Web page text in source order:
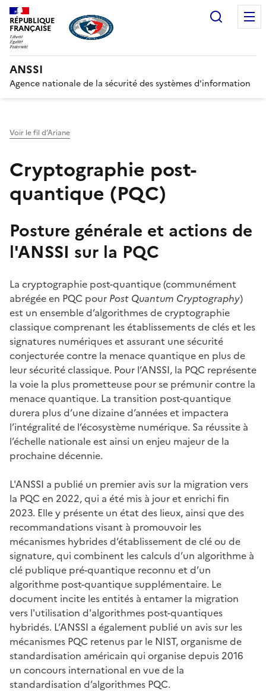
RÉPUBLIQUE
FRANÇAISE
ANSSI
Agence nationale de la sécurité des systèmes d'information
Voir le fil d’Ariane
Cryptographie post-
quantique (PQC)
Posture générale et actions de
l'ANSSI sur la PQC
La cryptographie post-quantique (communément
abrégée en PQC pour Post Quantum Cryptography)
est un ensemble d’algorithmes de cryptographie
classique comprenant les établissements de clés et les
signatures numériques et assurant une sécurité
conjecturée contre la menace quantique en plus de
leur sécurité classique. Pour l’ANSSI, la PQC représente
la voie la plus prometteuse pour se prémunir contre la
menace quantique. La transition post-quantique
durera plus d’une dizaine d’années et impactera
l’intégralité de l’écosystème numérique. Sa réussite à
l’échelle nationale est ainsi un enjeu majeur de la
prochaine décennie.
L'ANSSI a publié un premier avis sur la migration vers
la PQC en 2022, qui a été mis à jour et enrichi fin
2023. Elle y présente un état des lieux, ainsi que des
recommandations visant à promouvoir les
mécanismes hybrides d’établissement de clé ou de
signature, qui combinent les calculs d’un algorithme à
clé publique pré-quantique reconnu et d’un
algorithme post-quantique supplémentaire. Le
document incite les entités à entamer la migration
vers l'utilisation d'algorithmes post-quantiques
hybridés. L’ANSSI a également publié un avis sur les
mécanismes PQC retenus par le NIST, organisme de
standardisation américain qui organise depuis 2016
un concours international en vue de la
standardisation d’algorithmes PQC.